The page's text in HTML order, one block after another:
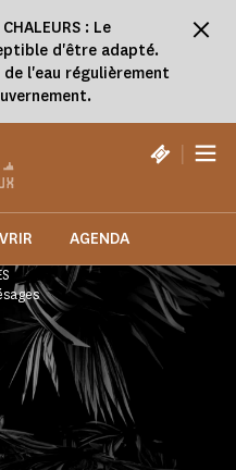
: Le
d'être adapté.
l'eau régulièrement
|
AGENDA